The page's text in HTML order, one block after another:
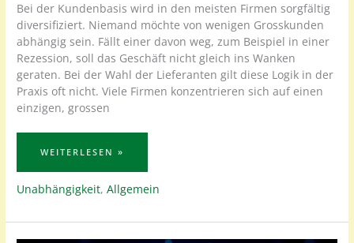
Bei der Kundenbasis wird in den meisten Firmen sorgfältig
diversifiziert. Niemand möchte von wenigen Grosskunden
abhängig sein. Fällt einer davon weg, zum Beispiel in einer
Rezession, soll das Geschäft nicht gleich ins Wanken
geraten. Bei der Wahl der Lieferanten gilt diese Logik in der
Praxis oft nicht. Viele Firmen konzentrieren sich auf einen
einzigen, grossen
KLUMPENRISIKO
LIEFERANTENWAHL:
DIGITALE
ABHÄNGIGKEIT
ZUM
GESCHÄFTSRISIKO
WEITERLESEN »
Unabhängigkeit,Allgemein